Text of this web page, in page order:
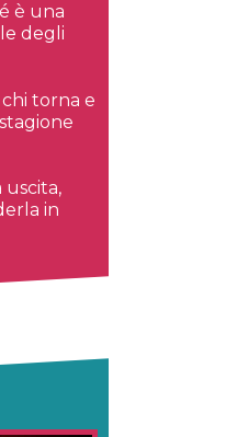
è una
degli
torna e
in